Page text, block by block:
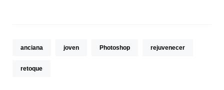
anciana joven Photoshop rejuvenecer
retoque